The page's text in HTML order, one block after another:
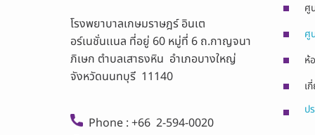
โรงพยาบาลเกษมราษฎร์ อินเต
อร์เนชั่นเเนล ที่อยู่ 60 หมู่ที่ 6 ถ.กาญจนา
ภิเษก ตำบลเสาธงหิน อำเภอบางใหญ่
จังหวัดนนทบุรี 11140
Phone : +66 2-594-0020
ศู
ศู
ห้
เ
ป